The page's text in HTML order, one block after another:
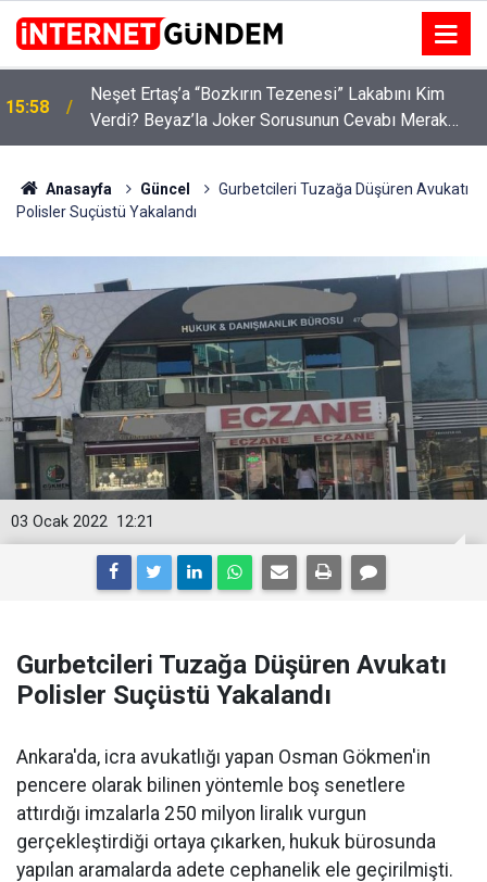
15:58
Neşet Ertaş’a “Bozkırın Tezenesi” Lakabını Kim
Verdi? Beyaz’la Joker Sorusunun Cevabı Merak
Edildi
Anasayfa Güncel
Gurbetcileri Tuzağa Düşüren Avukatı
Polisler Suçüstü Yakalandı
12:21
03 Ocak 2022
Gurbetcileri Tuzağa Düşüren Avukatı
Polisler Suçüstü Yakalandı
Ankara'da, icra avukatlığı yapan Osman Gökmen'in
pencere olarak bilinen yöntemle boş senetlere
attırdığı imzalarla 250 milyon liralık vurgun
gerçekleştirdiği ortaya çıkarken, hukuk bürosunda
yapılan aramalarda adete cephanelik ele geçirilmişti.